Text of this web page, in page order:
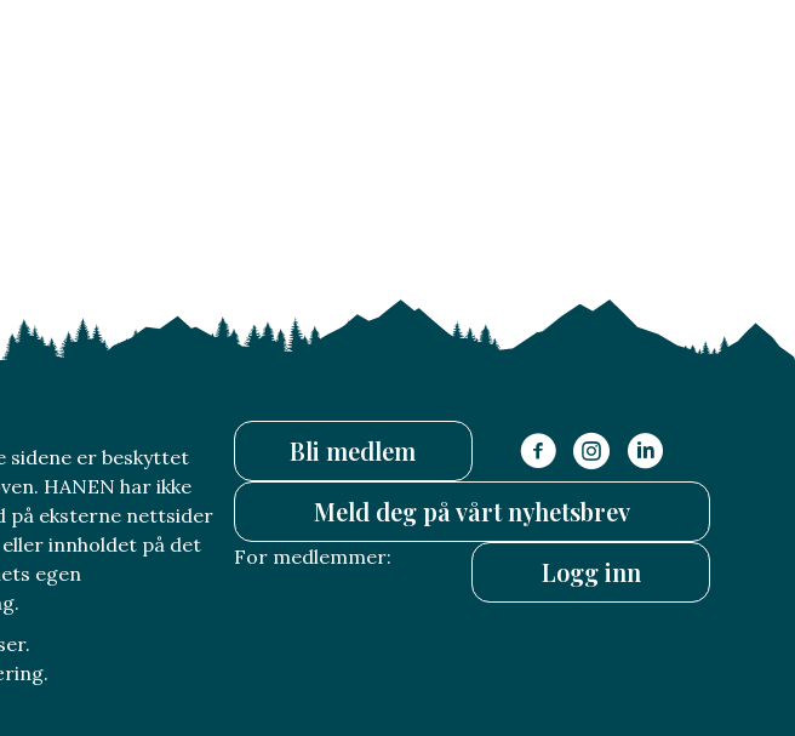
sidene er beskyttet
HANEN har ikke
på eksterne nettsider
innholdet på det
egen
Bli medlem
Meld deg på vårt nyhetsbrev
For medlemmer: Logg inn